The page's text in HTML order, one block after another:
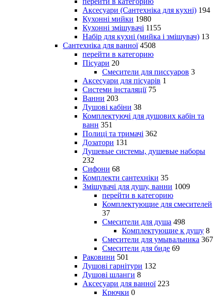
Аксесуари (Сантехніка для кухні) 194
Кухонні мийки 1980
Кухонні змішувачі 1155
Набір для кухні (мийка і змішувач) 13
Сантехніка для ванної 4508
перейти в категорию
Пісуари 20
Смесители для писсуаров 3
Аксесуари для пісуарів 1
Системи інсталяції 75
Ванни 203
Душові кабіни 38
Комплектуючі для душових кабін та
ванн 351
Полиці та тримачі 362
Дозатори 131
Душевые системы, душевые наборы
232
Сифони 68
Комплекти сантехніки 35
Змішувачі для душу, ванни 1009
перейти в категорию
Комплектующие для смесителей
37
Смесители для душа 498
Комплектующие к душу 8
Смесители для умывальника 367
Смесители для биде 69
Раковини 501
Душові гарнітури 132
Душові шланги 8
Аксесуари для ванної 223
Крючки 0